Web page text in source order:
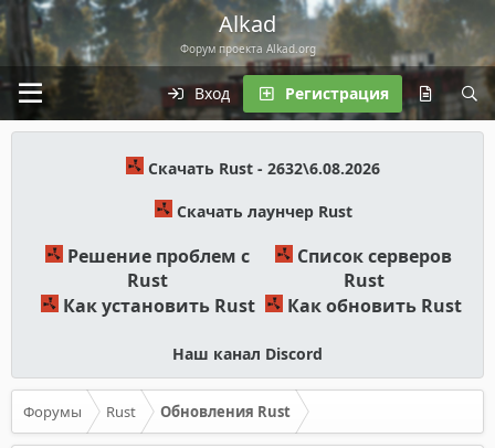
Alkad
Форум проекта Alkad.org
Вход Регистрация
Скачать Rust - 2632\6.08.2026
Скачать лаунчер Rust
Решение проблем с
Rust
Список серверов
Rust
Как установить Rust
Как обновить Rust
Наш канал Discord
Форумы Rust Обновления Rust